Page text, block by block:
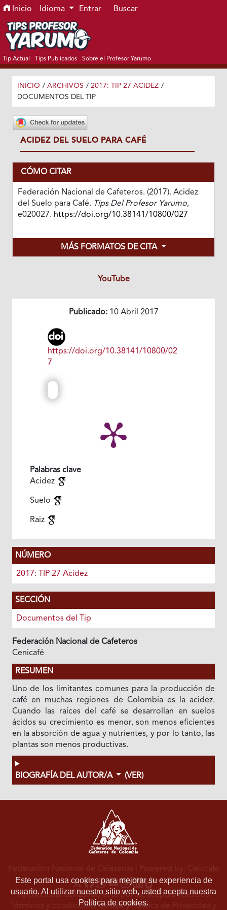
Ir al menú de navegación principal
Ir al contenido principal
Ir al pie de página del sitio
Inicio Idioma Entrar Buscar
Tip Actual Tips Publicados Sobre el Profesor Yarumo
INICIO / ARCHIVOS / 2017: TIP 27 ACIDEZ /
DOCUMENTOS DEL TIP
ACIDEZ DEL SUELO PARA CAFÉ
CÓMO CITAR
Federación Nacional de Cafeteros. (2017). Acidez
del Suelo para Café. Tips Del Profesor Yarumo,
e020027. https://doi.org/10.38141/10800/027
MÁS FORMATOS DE CITA
YouTube
Publicado:10 Abril 2017
https://doi.org/10.38141/10800/02
7
Palabras clave
Acidez
Suelo
Raiz
NÚMERO
2017: TIP 27 Acidez
SECCIÓN
Documentos del Tip
Federación Nacional de Cafeteros
Cenicafé
RESUMEN
Uno de los limitantes comunes para la producción de
café en muchas regiones de Colombia es la acidez.
Cuando las raíces del café se desarrollan en suelos
ácidos su crecimiento es menor, son menos eficientes
en la absorción de agua y nutrientes, y por lo tanto, las
plantas son menos productivas.
BIOGRAFÍA DEL AUTOR/A (VER)
Este portal usa cookies para mejorar su experiencia de
usuario. Al utilizar nuestro sitio web, usted acepta nuestra
Política de cookies.
Federación Nacional de Cafeteros | Powered by: Cenicafé
Al continuar utilizando este portal, aceptas nuestros
Términos y condiciones de usoyPolítica de Privacidad y